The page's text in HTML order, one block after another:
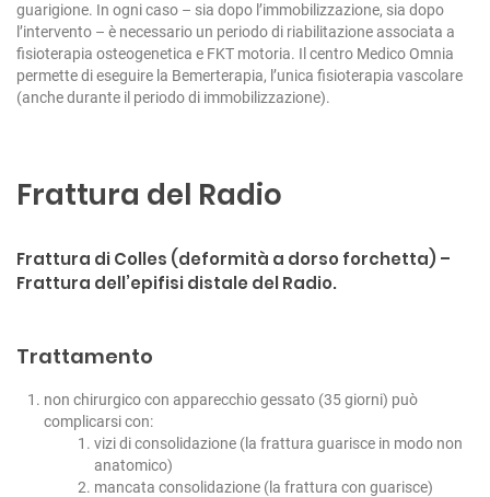
guarigione. In ogni caso – sia dopo l’immobilizzazione, sia dopo
l’intervento – è necessario un periodo di riabilitazione associata a
fisioterapia osteogenetica e FKT motoria. Il centro Medico Omnia
permette di eseguire la Bemerterapia, l’unica fisioterapia vascolare
(anche durante il periodo di immobilizzazione).
Frattura del Radio
Frattura di Colles (deformità a dorso forchetta) –
Frattura dell’epifisi distale del Radio.
Trattamento
non chirurgico con apparecchio gessato (35 giorni) può
complicarsi con:
vizi di consolidazione (la frattura guarisce in modo non
anatomico)
mancata consolidazione (la frattura con guarisce)